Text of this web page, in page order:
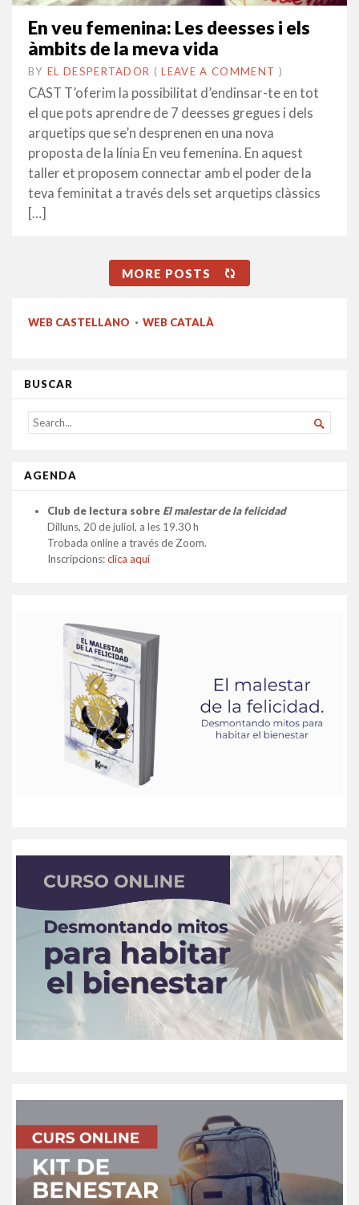
En veu femenina: Les deesses i els
àmbits de la meva vida
BY EL DESPERTADOR ON
12
ABRIL
•(LEAVE A COMMENT )
CAST T’oferim la possibilitat d’endinsar-te en tot
el que pots aprendre de 7 deesses gregues i dels
arquetips que se’n desprenen en una nova
proposta de la línia En veu femenina. En aquest
taller et proposem connectar amb el poder de la
teva feminitat a través dels set arquetips clàssics
[…]
MORE POSTS
WEB CASTELLANO · WEB CATALÀ
BUSCAR
SEARCH
FOR...

AGENDA
Club de lectura sobre El malestar de la felicidad
Dilluns, 20 de juliol, a les 19.30 h
Trobada online a través de Zoom.
Inscripcions:clica aquí